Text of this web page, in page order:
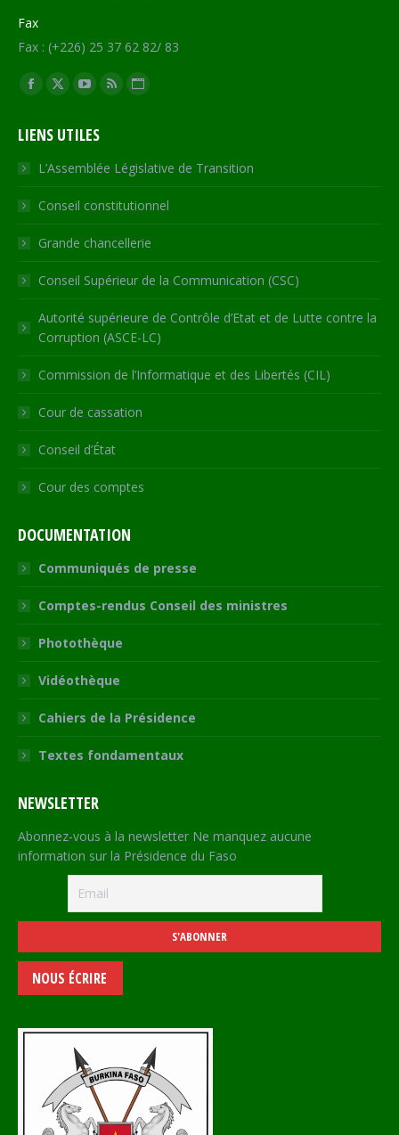
Fax
Fax : (+226) 25 37 62 82/ 83
Trouvez nous sur :
Facebook
opens
in
new
window
X
opens
in
new
window
YouTube
opens
in
new
window
RSS
in
new
window
Site
opens
in
new
LIENS UTILES
L’Assemblée Législative de Transition
Conseil constitutionnel
Grande chancellerie
Conseil Supérieur de la Communication (CSC)
Autorité supérieure de Contrôle d’Etat et de Lutte contre la
Corruption (ASCE-LC)
Commission de l’Informatique et des Libertés (CIL)
Cour de cassation
Conseil d’État
Cour des comptes
DOCUMENTATION
Communiqués de presse
Comptes-rendus Conseil des ministres
Photothèque
Vidéothèque
Cahiers de la Présidence
Textes fondamentaux
NEWSLETTER
Abonnez-vous à la newsletter Ne manquez aucune
information sur la Présidence du Faso
NOUS ÉCRIRE